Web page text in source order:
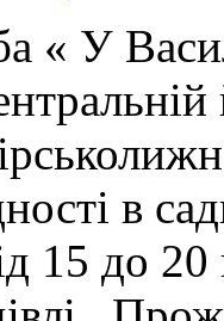
« У
в
15 до